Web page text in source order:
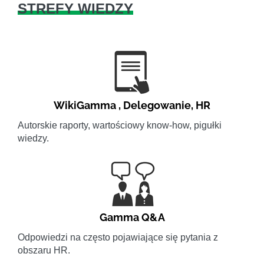
STREFY WIEDZY
WikiGamma , Delegowanie, HR
Autorskie raporty, wartościowy know-how, pigułki
wiedzy.
Gamma Q&A
Odpowiedzi na często pojawiające się pytania z
obszaru HR.